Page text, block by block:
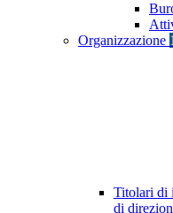
Organizzazione
Titolari di
di